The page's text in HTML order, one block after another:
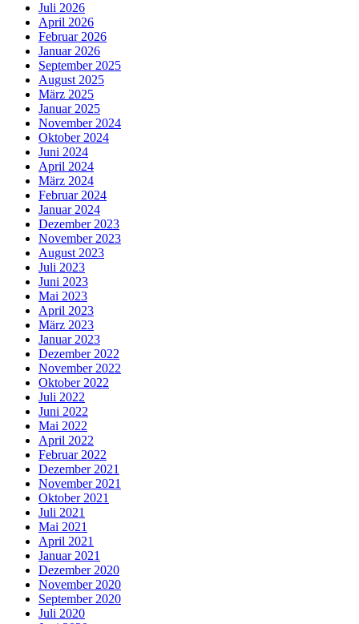
Juli 2026
April 2026
Februar 2026
Januar 2026
September 2025
August 2025
März 2025
Januar 2025
November 2024
Oktober 2024
Juni 2024
April 2024
März 2024
Februar 2024
Januar 2024
Dezember 2023
November 2023
August 2023
Juli 2023
Juni 2023
Mai 2023
April 2023
März 2023
Januar 2023
Dezember 2022
November 2022
Oktober 2022
Juli 2022
Juni 2022
Mai 2022
April 2022
Februar 2022
Dezember 2021
November 2021
Oktober 2021
Juli 2021
Mai 2021
April 2021
Januar 2021
Dezember 2020
November 2020
September 2020
Juli 2020